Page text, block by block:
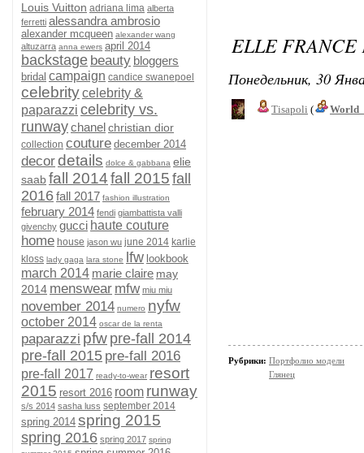
Louis Vuitton adriana lima alberta
ferretti alessandra ambrosio
alexander mcqueen alexander wang
altuzarra anna ewers april 2014
backstage beauty bloggers
bridal campaign candice swanepoel
celebritycelebrity &
paparazzi celebrity vs.
runwaychanelchristian dior
collection couture december 2014
decordetails dolce & gabbana elie
saabfall 2014fall 2015 fall
2016fall 2017 fashion illustration
february 2014 fendi giambattista valli
givenchy gucci haute couture
home house jason wu june 2014 karlie
kloss lady gaga lara stone lfw lookbook
march 2014 marie claire may
2014 menswear mfw miu miu
november 2014 numero nyfw
october 2014 oscar de la renta
paparazzi pfw pre-fall 2014
pre-fall 2015 pre-fall 2016
pre-fall 2017 ready-to-wear resort
2015 resort 2016 room runway
s/s 2014 sasha luss september 2014
spring 2014 spring 2015
spring 2016 spring 2017 spring
ELLE FRANCE
Понедельник, 30
Tisapoli (
Рубрики: Портфолио модели
Глянец